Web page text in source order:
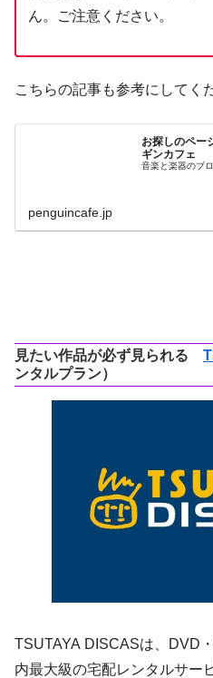
ん。ご注意ください。
こちらの記事も参考にしてく
お探しのペー
ギンカフェ
音楽と楽器のブ
penguincafe.jp
見たい作品が必ず見られる
ンタルプラン）
TSUTAYA DISCASは、DVD
内最大級の宅配レンタルサー